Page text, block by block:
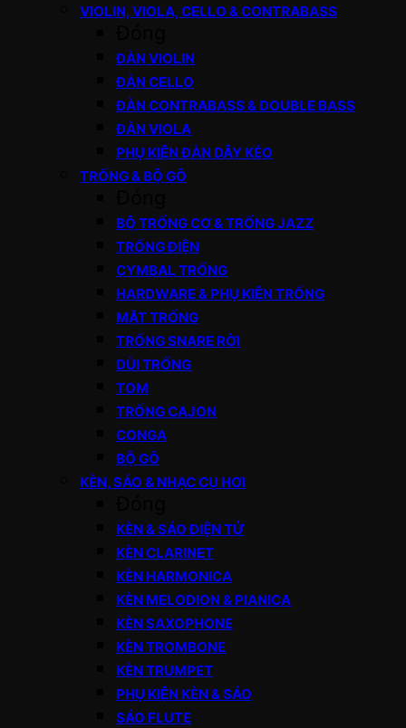
VIOLIN, VIOLA, CELLO & CONTRABASS
ĐÀN VIOLIN
ĐÀN CELLO
ĐÀN CONTRABASS & DOUBLE BASS
ĐÀN VIOLA
PHỤ KIỆN ĐÀN DÂY KÉO
TRỐNG & BỘ GÕ
BỘ TRỐNG CƠ & TRỐNG JAZZ
TRỐNG ĐIỆN
CYMBAL TRỐNG
HARDWARE & PHỤ KIỆN TRỐNG
MẶT TRỐNG
TRỐNG SNARE RỜI
DÙI TRỐNG
TOM
TRỐNG CAJON
CONGA
BỘ GÕ
KÈN, SÁO & NHẠC CỤ HƠI
KÈN & SÁO ĐIỆN TỬ
KÈN CLARINET
KÈN HARMONICA
KÈN MELODION & PIANICA
KÈN SAXOPHONE
KÈN TROMBONE
KÈN TRUMPET
PHỤ KIỆN KÈN & SÁO
SÁO FLUTE